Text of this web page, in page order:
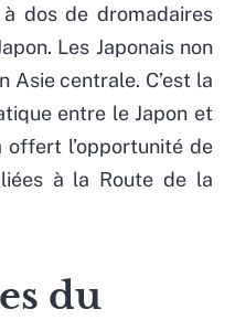
dos de dromadaires
Les Japonais non
Asie centrale. C’est la
entre le Japon et
offert l’opportunité de
à la Route de la
du